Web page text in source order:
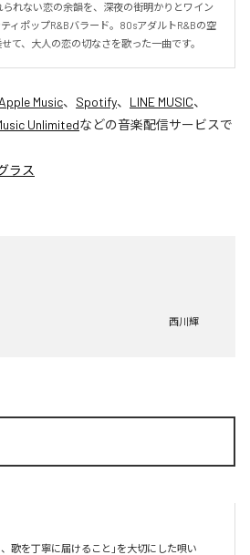
られない恋の余韻を、深夜の街明かりとワイン
ィポップR&Bバラード。80sアダルトR&Bの空
て、大人の恋の切なさを歌った一曲です。
Apple Music、 Spotify、 LINE MUSIC、
Unlimitedなどの音楽配信サービスで
ラス
西川輝
歌を丁寧に届けること」を大切にした唄い